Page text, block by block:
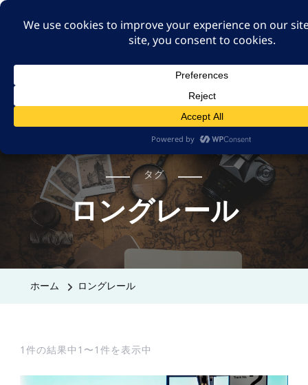
A GUT FEELING 7TH
身近な旅の記録や記憶、たまには思ったことも残そ
タグ
ロングレール
ホーム ロングレール
1件の結果中1〜1件を表示中